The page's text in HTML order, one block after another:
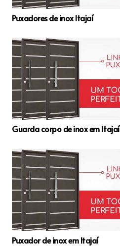
Puxadores de inox Itajaí
Guarda corpo de inox em Itajaí
Puxador de inox em Itajaí